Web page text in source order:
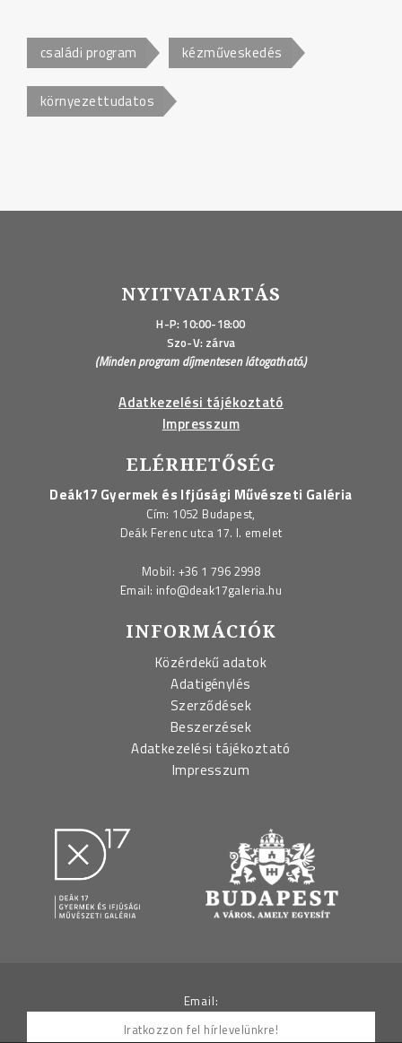
családi program kézműveskedés
környezettudatos
NYITVATARTÁS
H-P: 10:00-18:00
Szo-V: zárva
(Minden program díjmentesen látogatható.)
Adatkezelési tájékoztató
Impresszum
ELÉRHETŐSÉG
Deák17 Gyermek és Ifjúsági Művészeti Galéria
Cím: 1052 Budapest,
Deák Ferenc utca 17. I. emelet
Mobil: +36 1 796 2998
Email: info@deak17galeria.hu
INFORMÁCIÓK
Közérdekű adatok
Adatigénylés
Szerződések
Beszerzések
Adatkezelési tájékoztató
Impresszum
Email: